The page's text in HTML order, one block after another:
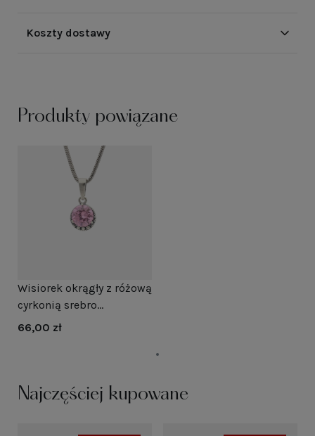
Koszty dostawy
Produkty powiązane
Wisiorek okrągły z różową
cyrkonią srebro
oksydowane
66,00 zł
Najczęściej kupowane